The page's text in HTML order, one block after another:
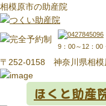
相模原市の助産院
9：00～12：00
〒252-0158 神奈川県相模
ほくと助産